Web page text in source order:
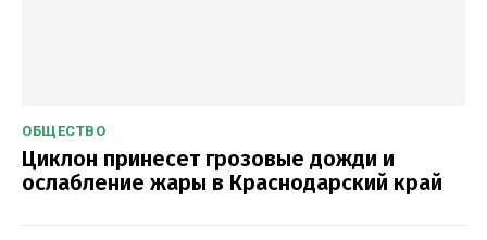
ОБЩЕСТВО
Циклон принесет грозовые дожди и
ослабление жары в Краснодарский край